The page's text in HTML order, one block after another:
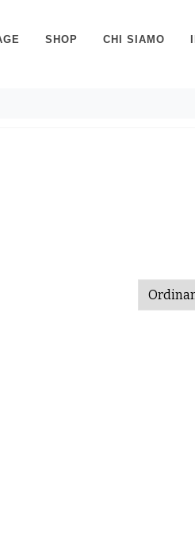
SHOP CHI SIAMO